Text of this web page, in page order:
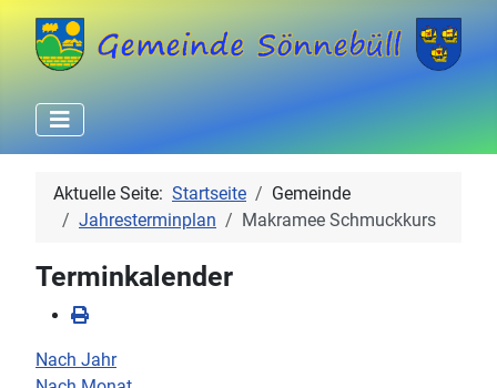
Aktuelle Seite: Startseite
Gemeinde
Jahresterminplan
Makramee Schmuckkurs
Terminkalender
Nach Jahr